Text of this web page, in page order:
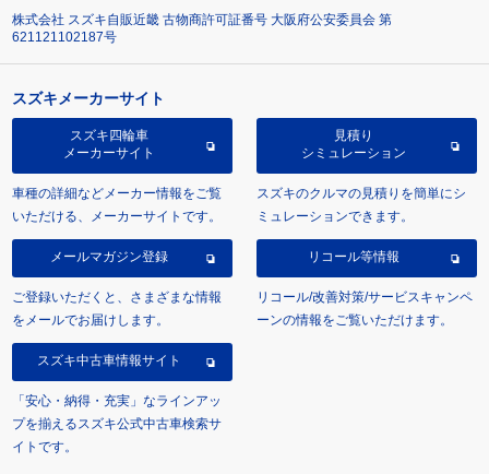
株式会社 スズキ自販近畿 古物商許可証番号 大阪府公安委員会 第
621121102187号
スズキメーカーサイト
スズキ四輪車
メーカーサイト
車種の詳細などメーカー情報をご覧
いただける、メーカーサイトです。
見積り
シミュレーション
スズキのクルマの見積りを簡単にシ
ミュレーションできます。
メールマガジン登録
ご登録いただくと、さまざまな情報
をメールでお届けします。
リコール等情報
リコール/改善対策/サービスキャンペ
ーンの情報をご覧いただけます。
スズキ中古車情報サイト
「安心・納得・充実」なラインアッ
プを揃えるスズキ公式中古車検索サ
イトです。